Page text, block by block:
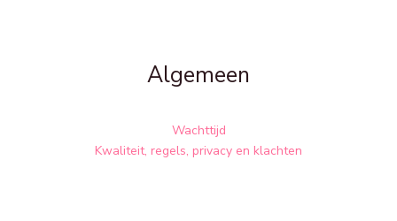
Algemeen
Wachttijd
Kwaliteit, regels, privacy en klachten